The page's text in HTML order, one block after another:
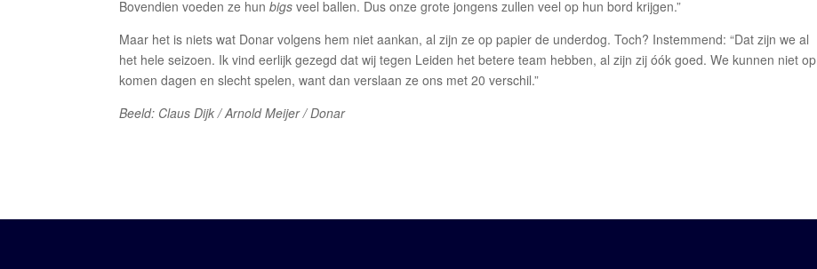
Bovendien voeden ze hunbigs veel ballen. Dus onze grote jongens zullen veel op hun bord krijgen.”
Maar het is niets wat Donar volgens hem niet aankan, al zijn ze op papier de underdog. Toch? Instemmend: “Dat zijn we al
het hele seizoen. Ik vind eerlijk gezegd dat wij tegen Leiden het betere team hebben, al zijn zij óók goed. We kunnen niet op
komen dagen en slecht spelen, want dan verslaan ze ons met 20 verschil.”
Beeld: Claus Dijk / Arnold Meijer / Donar